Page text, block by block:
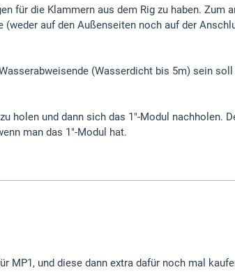
für die Klammern aus dem Rig zu haben. Zum
(weder auf den Außenseiten noch auf der
(Wasserdicht bis 5m) sein
holen und dann sich das 1"-Modul nachholen.
man das 1"-Modul hat.
und diese dann extra dafür noch mal